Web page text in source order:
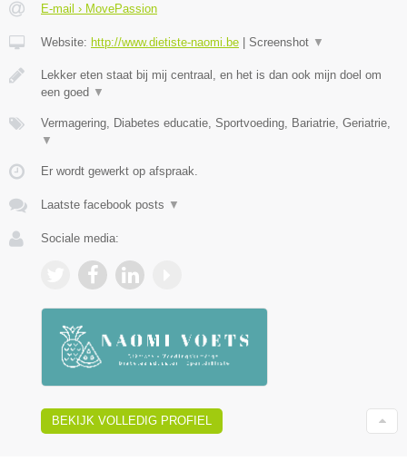
E-mail › MovePassion
Website: http://www.dietiste-naomi.be | Screenshot ▼
Lekker eten staat bij mij centraal, en het is dan ook mijn doel om
een goed ▼
Vermagering, Diabetes educatie, Sportvoeding, Bariatrie, Geriatrie,
▼
Er wordt gewerkt op afspraak.
Laatste facebook posts ▼
Sociale media:
BEKIJK VOLLEDIG PROFIEL